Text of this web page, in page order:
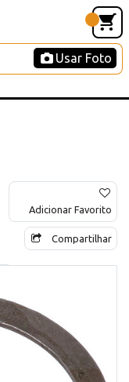
Usar Foto
Adicionar Favorito
Compartilhar